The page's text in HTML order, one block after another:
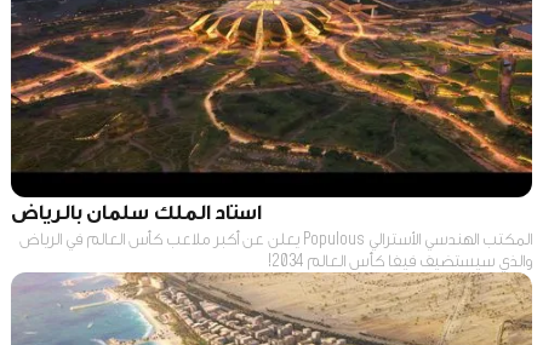
استاد الملك سلمان بالرياض
المكتب الهندسي الأسترالي Populous يعلن عن أكبر ملاعب كأس العالم في الرياض
والذي سيستضيف فيفا كأس العالم 2034!